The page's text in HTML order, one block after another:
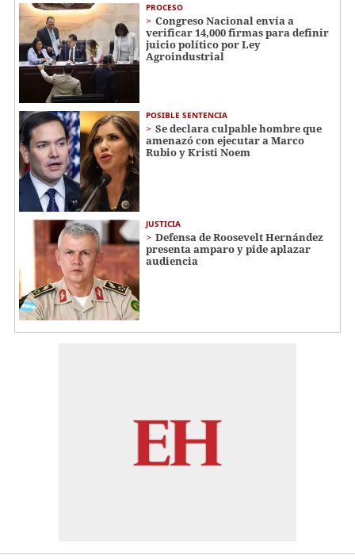
PROCESO
Congreso Nacional envía a
verificar 14,000 firmas para definir
juicio político por Ley
Agroindustrial
POSIBLE SENTENCIA
Se declara culpable hombre que
amenazó con ejecutar a Marco
Rubio y Kristi Noem
JUSTICIA
Defensa de Roosevelt Hernández
presenta amparo y pide aplazar
audiencia